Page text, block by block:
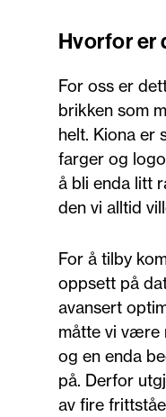
Hvorfor er
For oss er
brikken som
helt. Kiona er
farger og
å bli enda litt
den vi alltid
For å tilby
oppsett på
avansert
måtte vi være
og en enda
på. Derfor
av fire